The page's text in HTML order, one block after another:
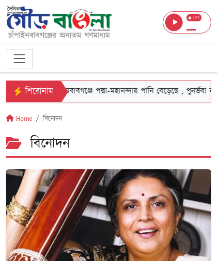
LIVE
শিরোনাম
চাঁপাইনবাবগঞ্জে পদ্মা-মহানন্দায় পানি বেড়েছে , পুনর্ভবা নদীতে
Home বিনোদন
বিনোদন